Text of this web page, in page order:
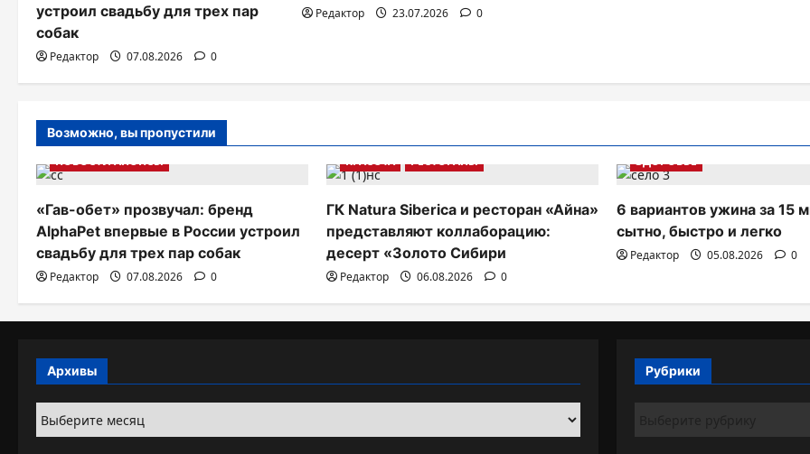
я
п
о
з
а
п
и
с
я
м
устроил свадьбу для трех пар
собак
Редактор 07.08.2026 0
Редактор 23.07.2026 0
Возможно, вы пропустили
НОВОСТИ АНОНСЫ
«Гав-обет» прозвучал: бренд
AlphaPet впервые в России устроил
свадьбу для трех пар собак
Редактор 07.08.2026 0
КРАСОТА РЕСТОРАНЫ
ГК Natura Siberica и ресторан «Айна»
представляют коллаборацию:
десерт «Золото Сибири
Редактор 06.08.2026 0
ЗДОРОВЬЕ
6 вариантов ужина за 15
сытно, быстро и легко
Редактор 05.08.2026 0
Архивы
Архивы
Рубрики